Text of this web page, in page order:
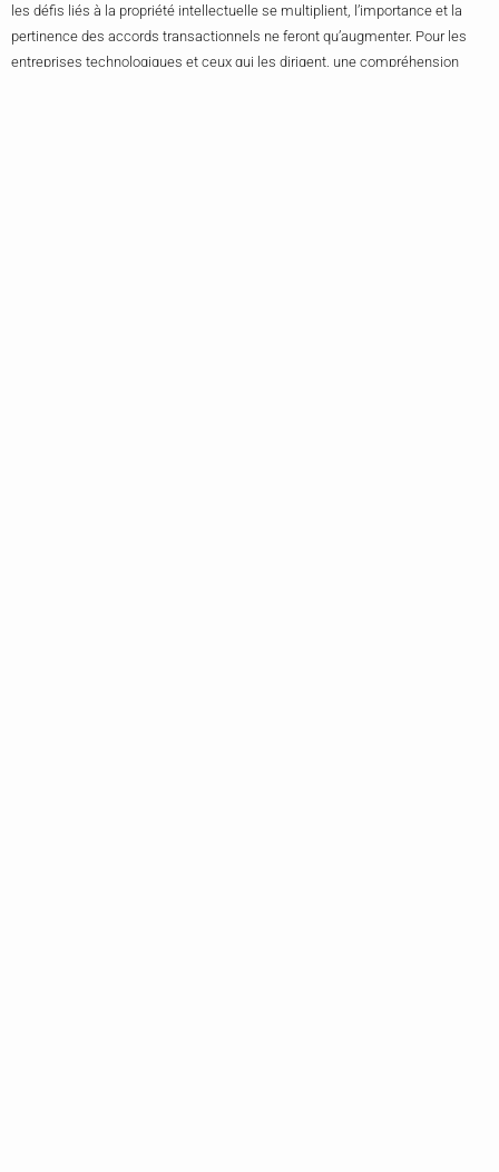
les défis liés à la propriété intellectuelle se multiplient, l’importance et la
pertinence des accords transactionnels ne feront qu’augmenter. Pour les
entreprises technologiques et ceux qui les dirigent, une compréhension